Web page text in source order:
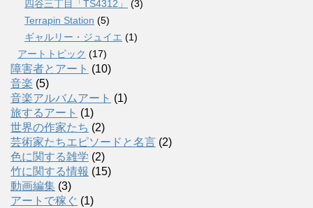
四谷三丁目「TS4312」
(3)
Terrapin Station (5)
ギャルリー・ジュイエ (1)
アートトピック (17)
障害者とアート (10)
音楽 (5)
音楽アルバムアート (1)
旅するアート (1)
世界の作家たち (2)
芸術家たちエピソードと名言 (2)
色に関する雑学 (2)
竹に関する情報 (15)
動画編集 (3)
アートで稼ぐ (1)